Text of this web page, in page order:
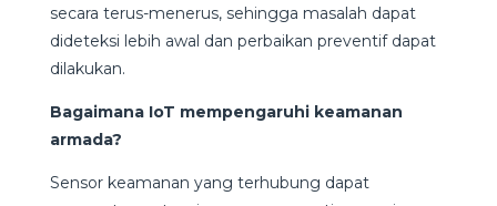
secara terus-menerus, sehingga masalah dapat
dideteksi lebih awal dan perbaikan preventif dapat
dilakukan.
Bagaimana IoT mempengaruhi keamanan
armada?
Sensor keamanan yang terhubung dapat